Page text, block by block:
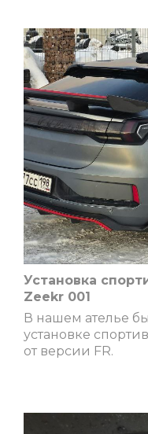
Установка
Zeekr 001
В нашем ателье
установке
от версии FR.